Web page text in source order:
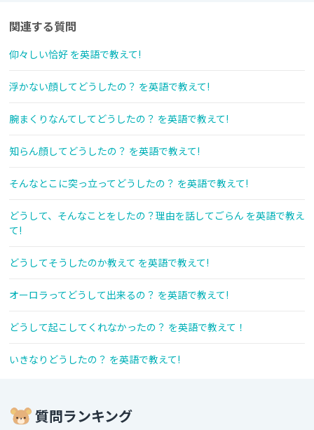
関連する質問
仰々しい恰好 を英語で教えて!
浮かない顔してどうしたの？ を英語で教えて!
腕まくりなんてしてどうしたの？ を英語で教えて!
知らん顔してどうしたの？ を英語で教えて!
そんなとこに突っ立ってどうしたの？ を英語で教えて!
どうして、そんなことをしたの？理由を話してごらん を英語で教え
て!
どうしてそうしたのか教えて を英語で教えて!
オーロラってどうして出来るの？ を英語で教えて!
どうして起こしてくれなかったの？ を英語で教えて！
いきなりどうしたの？ を英語で教えて!
質問ランキング